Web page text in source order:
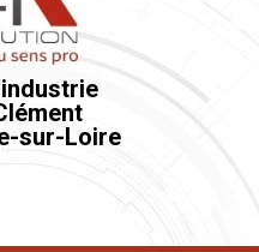
sur-Loire